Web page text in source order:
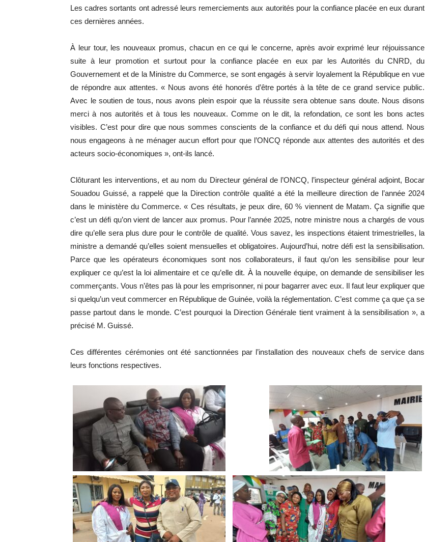
Les cadres sortants ont adressé leurs remerciements aux autorités pour la confiance placée en eux durant
ces dernières années.
À leur tour, les nouveaux promus, chacun en ce qui le concerne, après avoir exprimé leur réjouissance
suite à leur promotion et surtout pour la confiance placée en eux par les Autorités du CNRD, du
Gouvernement et de la Ministre du Commerce, se sont engagés à servir loyalement la République en vue
de répondre aux attentes. « Nous avons été honorés d’être portés à la tête de ce grand service public.
Avec le soutien de tous, nous avons plein espoir que la réussite sera obtenue sans doute. Nous disons
merci à nos autorités et à tous les nouveaux. Comme on le dit, la refondation, ce sont les bons actes
visibles. C’est pour dire que nous sommes conscients de la confiance et du défi qui nous attend. Nous
nous engageons à ne ménager aucun effort pour que l’ONCQ réponde aux attentes des autorités et des
acteurs socio-économiques », ont-ils lancé.
Clôturant les interventions, et au nom du Directeur général de l’ONCQ, l’inspecteur général adjoint, Bocar
Souadou Guissé, a rappelé que la Direction contrôle qualité a été la meilleure direction de l’année 2024
dans le ministère du Commerce. « Ces résultats, je peux dire, 60 % viennent de Matam. Ça signifie que
c’est un défi qu’on vient de lancer aux promus. Pour l’année 2025, notre ministre nous a chargés de vous
dire qu’elle sera plus dure pour le contrôle de qualité. Vous savez, les inspections étaient trimestrielles, la
ministre a demandé qu’elles soient mensuelles et obligatoires. Aujourd’hui, notre défi est la sensibilisation.
Parce que les opérateurs économiques sont nos collaborateurs, il faut qu’on les sensibilise pour leur
expliquer ce qu’est la loi alimentaire et ce qu’elle dit. À la nouvelle équipe, on demande de sensibiliser les
commerçants. Vous n’êtes pas là pour les emprisonner, ni pour bagarrer avec eux. Il faut leur expliquer que
si quelqu’un veut commercer en République de Guinée, voilà la réglementation. C’est comme ça que ça se
passe partout dans le monde. C’est pourquoi la Direction Générale tient vraiment à la sensibilisation », a
précisé M. Guissé.
Ces différentes cérémonies ont été sanctionnées par l’installation des nouveaux chefs de service dans
leurs fonctions respectives.